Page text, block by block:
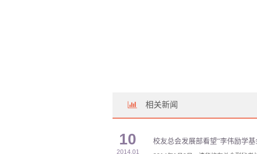
相关新闻
10
2014.01
校友总会发展部看望“李伟励学